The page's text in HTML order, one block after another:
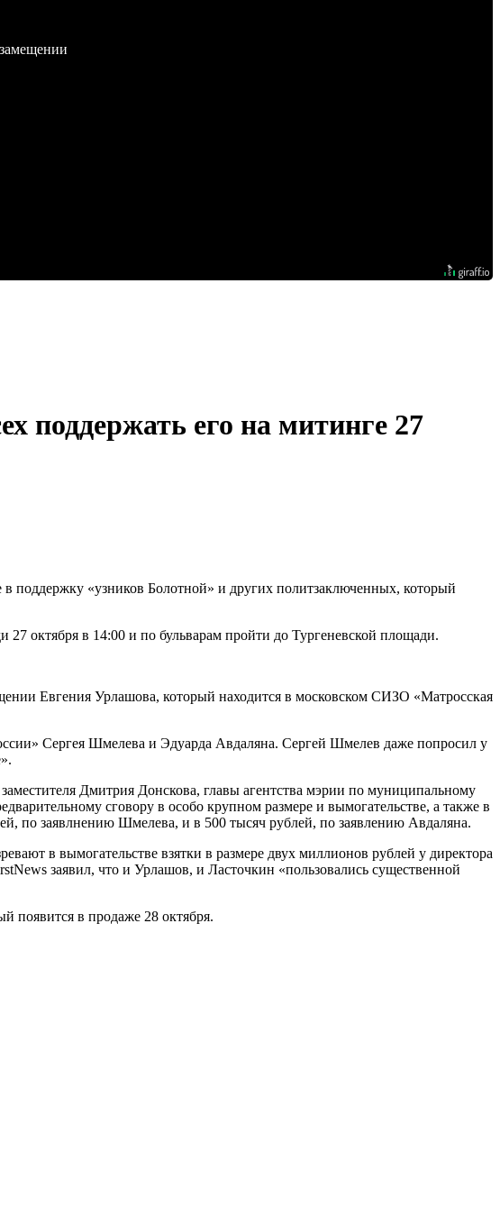
поддержать его на митинге 27
поддержку «узников Болотной» и других политзаключенных, который
октября в 14:00 и по бульварам пройти до Тургеневской площади.
Евгения Урлашова, который находится в московском СИЗО «Матросская
Сергея Шмелева и Эдуарда Авдаляна. Сергей Шмелев даже попросил у
Дмитрия Донскова, главы агентства мэрии по муниципальному
сговору в особо крупном размере и вымогательстве, а также в
по заявлнению Шмелева, и в 500 тысяч рублей, по заявлению Авдаляна.
в вымогательстве взятки в размере двух миллионов рублей у директора
заявил, что и Урлашов, и Ласточкин «пользовались существенной
появится в продаже 28 октября.